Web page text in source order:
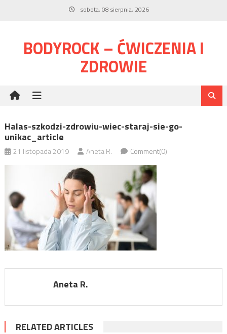
sobota, 08 sierpnia, 2026
BODYROCK – ĆWICZENIA I
ZDROWIE
Halas-szkodzi-zdrowiu-wiec-staraj-sie-go-
unikac_article
21 listopada 2019 Aneta R. Comment(0)
Aneta R.
RELATED ARTICLES